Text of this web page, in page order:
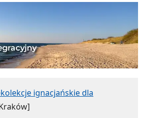
ignacjańskie dla